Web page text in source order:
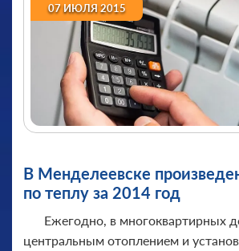
07 ИЮЛЯ 2015
В Менделеевске
по теплу за 2014 год
Ежегодно, в многоквартирных
центральным отоплением и